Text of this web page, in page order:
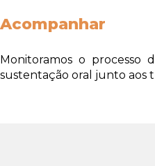
Acompanhar
Monitoramos o processo
sustentação oral junto aos